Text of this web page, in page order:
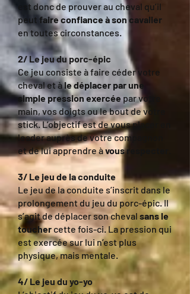
est donc de prouver au cheval qu’il
peut faire confiance à son cavalier
en toutes circonstances.
2/ Le jeu du porc-épic
Ce jeu consiste à faire céder votre
cheval et àle déplacer par une
simple pression exercée par votre
main, vos doigts ou le bout de votre
stick. L’objectif est de vous placer en
leader auprès de votre compagnon
et de lui apprendre àvous respecter
3/ Le jeu de la conduite
Le jeu de la conduite s’inscrit dans le
prolongement du jeu du porc-épic. Il
s’agit de déplacer son cheval sans le
touchercette fois-ci. La pression qui
est exercée sur lui n’est plus
physique, mais mentale.
4/ Le jeu du yo-yo